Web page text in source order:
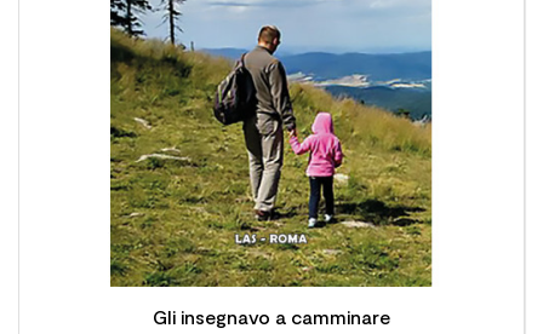
Gli insegnavo a camminare